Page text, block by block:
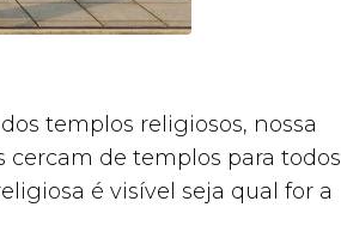
templos religiosos, nossa
cercam de templos para todos
é visível seja qual for a